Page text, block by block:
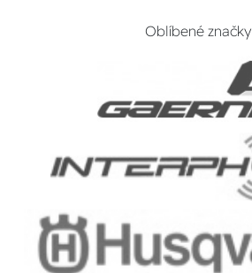
Oblíbené značky